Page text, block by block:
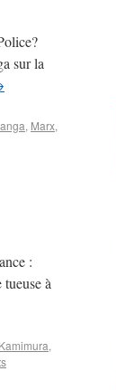
sur la
, Marx,
:
à
,